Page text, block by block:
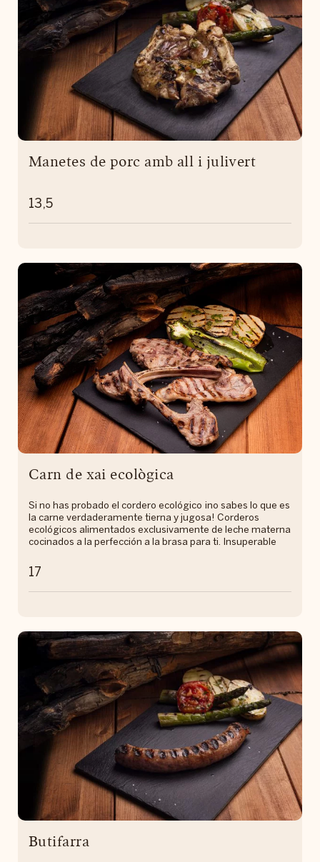
Manetes de porc amb all i julivert
13,5
Carn de xai ecològica
Si no has probado el cordero ecológico ¡no sabes lo que es
la carne verdaderamente tierna y jugosa! Corderos
ecológicos alimentados exclusivamente de leche materna
cocinados a la perfección a la brasa para ti. Insuperable
17
Butifarra